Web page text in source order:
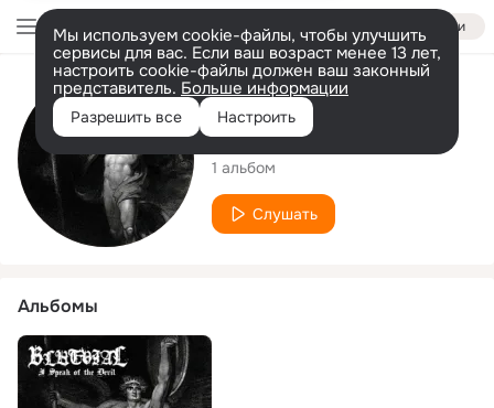
Войти
Мы используем cookie-файлы, чтобы улучшить
сервисы для вас. Если ваш возраст менее 13 лет,
настроить cookie-файлы должен ваш законный
представитель. Больше информации
Разрешить все Настроить
Исполнитель
Blutvial
1 альбом
Слушать
Альбомы